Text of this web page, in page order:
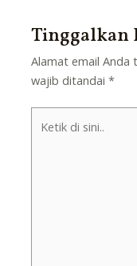
Tinggalkan
Alamat email Anda
wajib ditandai*